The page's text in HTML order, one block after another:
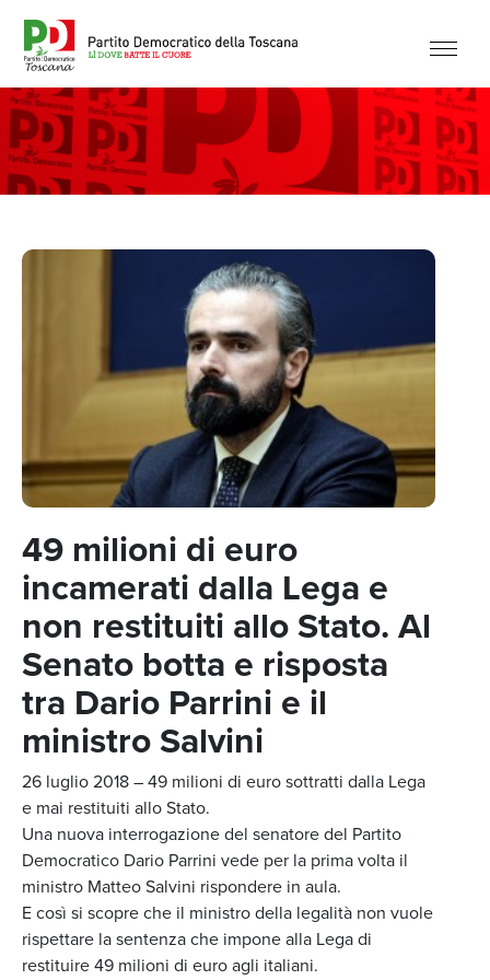
49 milioni di euro
incamerati dalla Lega e
non restituiti allo Stato. Al
Senato botta e risposta
tra Dario Parrini e il
ministro Salvini
26 luglio 2018 – 49 milioni di euro sottratti dalla Lega
e mai restituiti allo Stato.
Una nuova interrogazione del senatore del Partito
Democratico Dario Parrini vede per la prima volta il
ministro Matteo Salvini rispondere in aula.
E così si scopre che il ministro della legalità non vuole
rispettare la sentenza che impone alla Lega di
restituire 49 milioni di euro agli italiani.